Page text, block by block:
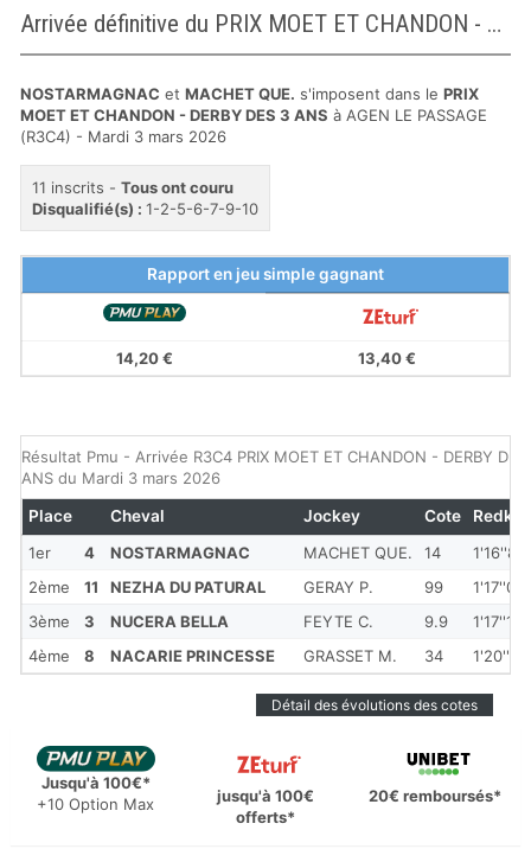
Arrivée définitive du PRIX MOET ET CHANDON - DERBY DES 3 ANS à AGEN LE PASSAGE
NOSTARMAGNAC et MACHET QUE. s'imposent dans le PRIX
MOET ET CHANDON - DERBY DES 3 ANS à AGEN LE PASSAGE
(R3C4) - Mardi 3 mars 2026
11 inscrits - Tous ont couru
Disqualifié(s) : 1-2-5-6-7-9-10
Rapport en jeu simple gagnant
14,20 € 13,40 €
Résultat Pmu - Arrivée R3C4 PRIX MOET ET CHANDON - DERBY
ANS du Mardi 3 mars 2026
1er 4 NOSTARMAGNAC MACHET QUE. 14
2ème
11 NEZHA DU PATURAL GERAY P. 99
1'17''00
3ème
3 NUCERA BELLA FEYTE C. 9.9
1'17''100
4ème
8 NACARIE PRINCESSE GRASSET M. 34 1'20''00
Place Cheval Jockey Cote Redkm
Détail des évolutions des cotes
Jusqu'à 100€*
+10 Option Max
jusqu'à 100€
offerts*
20€ remboursés*